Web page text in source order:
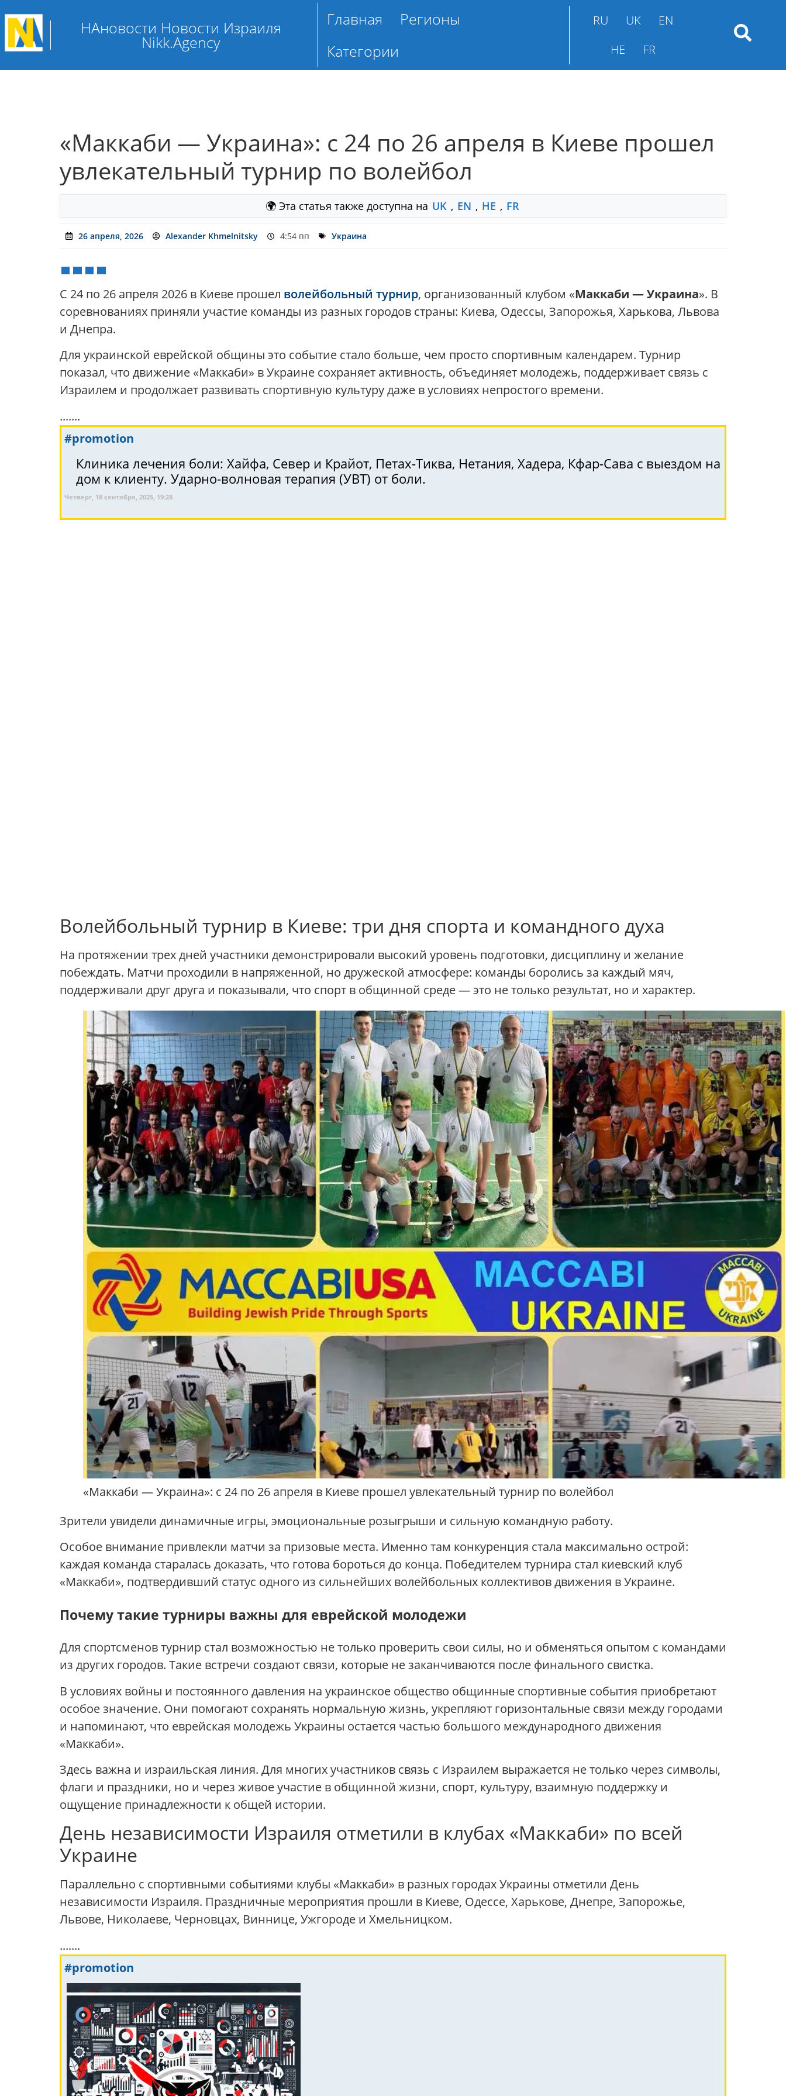
НАновости Новости Израиля
Nikk.Agency
Главная
Регионы
Категории
RU UK
EN
HE
FR
«Маккаби — Украина»: с 24 по 26 апреля в Киеве прошел
увлекательный турнир по волейбол
🌍 Эта статья также доступна на UK , EN , HE , FR
26 апреля, 2026 Alexander Khmelnitsky 4:54 пп Украина
С 24 по 26 апреля 2026 в Киеве прошел волейбольный турнир, организованный клубом «Маккаби — Украина». В
соревнованиях приняли участие команды из разных городов страны: Киева, Одессы, Запорожья, Харькова, Львова
и Днепра.
Для украинской еврейской общины это событие стало больше, чем просто спортивным календарем. Турнир
показал, что движение «Маккаби» в Украине сохраняет активность, объединяет молодежь, поддерживает связь с
Израилем и продолжает развивать спортивную культуру даже в условиях непростого времени.
.......
#promotion
Клиника лечения боли: Хайфа, Север и Крайот, Петах-Тиква, Нетания, Хадера, Кфар-Сава с выездом на
дом к клиенту. Ударно-волновая терапия (УВТ) от боли.
Четверг, 18 сентября, 2025, 19:28
Волейбольный турнир в Киеве: три дня спорта и командного духа
На протяжении трех дней участники демонстрировали высокий уровень подготовки, дисциплину и желание
побеждать. Матчи проходили в напряженной, но дружеской атмосфере: команды боролись за каждый мяч,
поддерживали друг друга и показывали, что спорт в общинной среде — это не только результат, но и характер.
«Маккаби — Украина»: с 24 по 26 апреля в Киеве прошел увлекательный турнир по волейбол
Зрители увидели динамичные игры, эмоциональные розыгрыши и сильную командную работу.
Особое внимание привлекли матчи за призовые места. Именно там конкуренция стала максимально острой:
каждая команда старалась доказать, что готова бороться до конца. Победителем турнира стал киевский клуб
«Маккаби», подтвердивший статус одного из сильнейших волейбольных коллективов движения в Украине.
Почему такие турниры важны для еврейской молодежи
Для спортсменов турнир стал возможностью не только проверить свои силы, но и обменяться опытом с командами
из других городов. Такие встречи создают связи, которые не заканчиваются после финального свистка.
В условиях войны и постоянного давления на украинское общество общинные спортивные события приобретают
особое значение. Они помогают сохранять нормальную жизнь, укрепляют горизонтальные связи между городами
и напоминают, что еврейская молодежь Украины остается частью большого международного движения
«Маккаби».
Здесь важна и израильская линия. Для многих участников связь с Израилем выражается не только через символы,
флаги и праздники, но и через живое участие в общинной жизни, спорт, культуру, взаимную поддержку и
ощущение принадлежности к общей истории.
День независимости Израиля отметили в клубах «Маккаби» по всей
Украине
Параллельно с спортивными событиями клубы «Маккаби» в разных городах Украины отметили День
независимости Израиля. Праздничные мероприятия прошли в Киеве, Одессе, Харькове, Днепре, Запорожье,
Львове, Николаеве, Черновцах, Виннице, Ужгороде и Хмельницком.
.......
#promotion